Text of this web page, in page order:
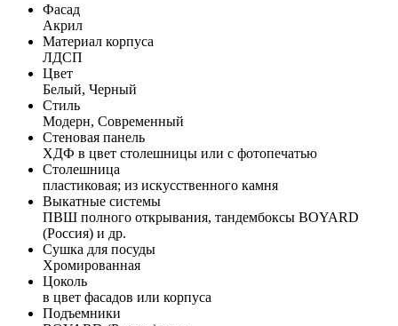
Фасад
Акрил
Материал корпуса
ЛДСП
Цвет
Белый, Черный
Стиль
Модерн, Современный
Стеновая панель
ХДФ в цвет столешницы или с фотопечатью
Столешница
пластиковая; из искусственного камня
Выкатные системы
ПВШ полного открывания, тандембоксы BOYARD
(Россия) и др.
Сушка для посуды
Хромированная
Цоколь
в цвет фасадов или корпуса
Подъемники